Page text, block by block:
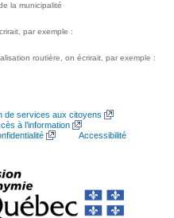
la municipalité
par exemple :
routière, on écrirait, par exemple :
de services aux citoyens
à l’information
Accessibilité